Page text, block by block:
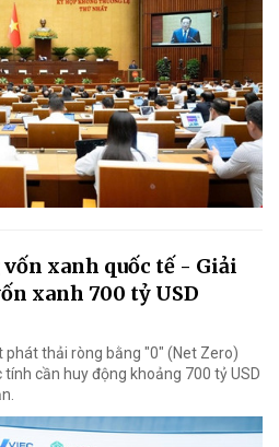
xanh quốc tế - Giải
xanh 700 tỷ USD
thải ròng bằng "0" (Net Zero)
cần huy động khoảng 700 tỷ USD